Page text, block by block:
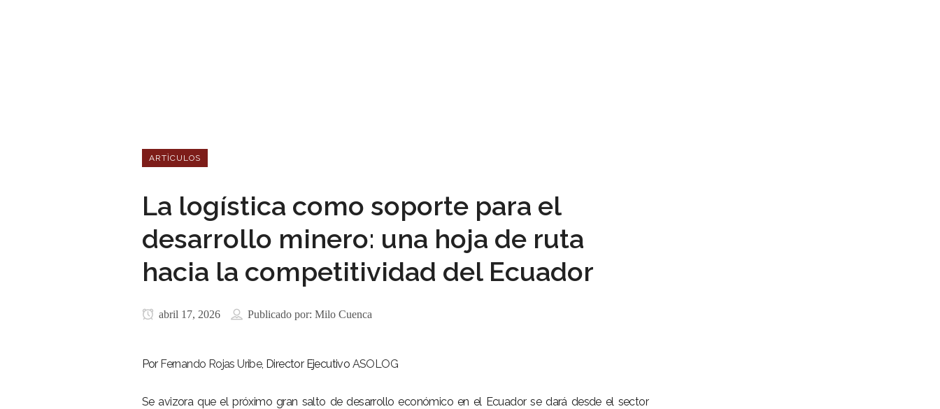
ARTÌCULOS
La logística como soporte para el
desarrollo minero: una hoja de ruta
hacia la competitividad del Ecuador
abril 17, 2026 Publicado por: Milo Cuenca
Por Fernando Rojas Uribe, Director Ejecutivo ASOLOG
Se avizora que el próximo gran salto de desarrollo económico en el Ecuador se dará desde el sector